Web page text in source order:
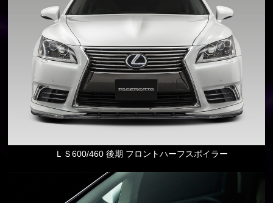
ＬＳ600/460 後期 フロントハーフスポイラー